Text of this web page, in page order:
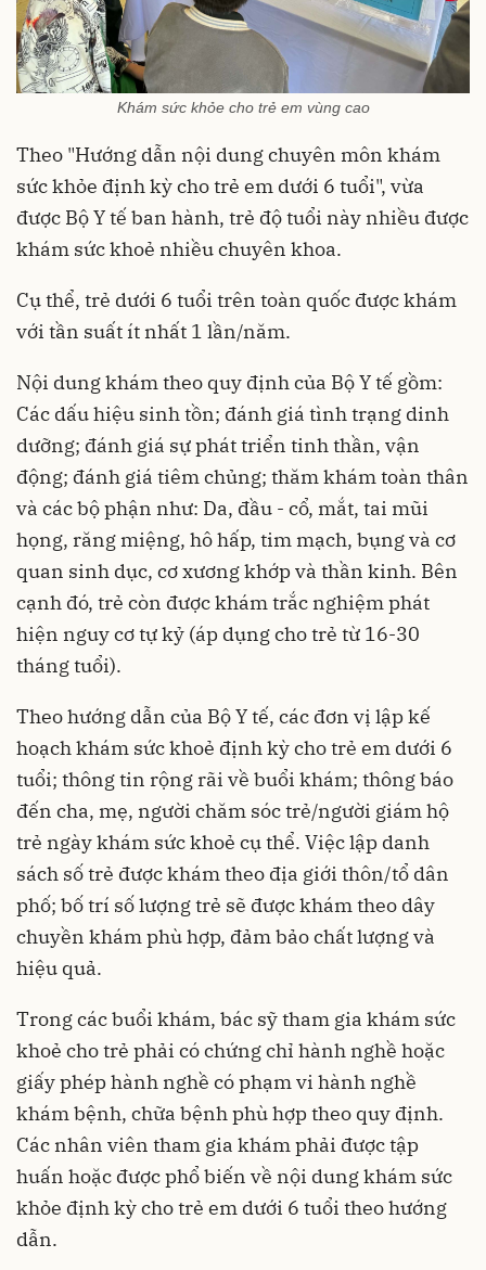
Khám sức khỏe cho trẻ em vùng cao
Theo "Hướng dẫn nội dung chuyên môn khám
sức khỏe định kỳ cho trẻ em dưới 6 tuổi", vừa
được Bộ Y tế ban hành, trẻ độ tuổi này nhiều được
khám sức khoẻ nhiều chuyên khoa.
Cụ thể, trẻ dưới 6 tuổi trên toàn quốc được khám
với tần suất ít nhất 1 lần/năm.
Nội dung khám theo quy định của Bộ Y tế gồm:
Các dấu hiệu sinh tồn; đánh giá tình trạng dinh
dưỡng; đánh giá sự phát triển tinh thần, vận
động; đánh giá tiêm chủng; thăm khám toàn thân
và các bộ phận như: Da, đầu - cổ, mắt, tai mũi
họng, răng miệng, hô hấp, tim mạch, bụng và cơ
quan sinh dục, cơ xương khớp và thần kinh. Bên
cạnh đó, trẻ còn được khám trắc nghiệm phát
hiện nguy cơ tự kỷ (áp dụng cho trẻ từ 16-30
tháng tuổi).
Theo hướng dẫn của Bộ Y tế, các đơn vị lập kế
hoạch khám sức khoẻ định kỳ cho trẻ em dưới 6
tuổi; thông tin rộng rãi về buổi khám; thông báo
đến cha, mẹ, người chăm sóc trẻ/người giám hộ
trẻ ngày khám sức khoẻ cụ thể. Việc lập danh
sách số trẻ được khám theo địa giới thôn/tổ dân
phố; bố trí số lượng trẻ sẽ được khám theo dây
chuyền khám phù hợp, đảm bảo chất lượng và
hiệu quả.
Trong các buổi khám, bác sỹ tham gia khám sức
khoẻ cho trẻ phải có chứng chỉ hành nghề hoặc
giấy phép hành nghề có phạm vi hành nghề
khám bệnh, chữa bệnh phù hợp theo quy định.
Các nhân viên tham gia khám phải được tập
huấn hoặc được phổ biến về nội dung khám sức
khỏe định kỳ cho trẻ em dưới 6 tuổi theo hướng
dẫn.